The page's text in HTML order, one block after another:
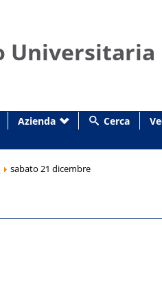
Universitaria
Azienda Cerca
sabato 21 dicembre